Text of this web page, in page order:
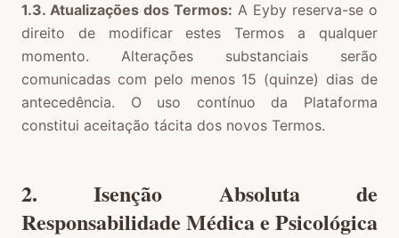
1.3. Atualizações dos Termos: A Eyby reserva-se o
direito de modificar estes Termos a qualquer
momento. Alterações substanciais serão
comunicadas com pelo menos 15 (quinze) dias de
antecedência. O uso contínuo da Plataforma
constitui aceitação tácita dos novos Termos.
2. Isenção Absoluta de
Responsabilidade Médica e Psicológica